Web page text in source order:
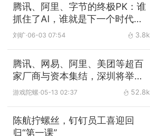
腾讯、阿里、字节的终极PK：谁
抓住了AI，谁就是下一个时代的
新大哥
刘旷·06-03 07:54 3.8k
腾讯、网易、阿里、美团等超百
家厂商与资本集结，深圳将举办
研发发行对接会
游戏陀螺·05-13 02:37 52.8k
陈航拧螺丝，钉钉员工喜迎回
归“第一课”